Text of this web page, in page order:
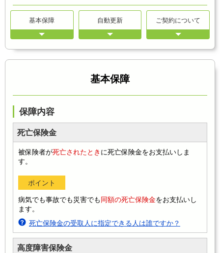
基本保障 自動更新 ご契約について
基本保障
保障内容
死亡保険金
被保険者が死亡されたとき に死亡保険金をお支払いしま
す。
ポイント
病気でも事故でも災害でも同額の死亡保険金をお支払いし
ます。
死亡保険金の受取人に指定できる人は誰ですか？
高度障害保険金